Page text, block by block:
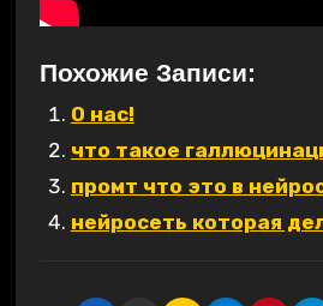
Похожие Записи:
О нас!
что такое
промт что это в
нейросеть которая